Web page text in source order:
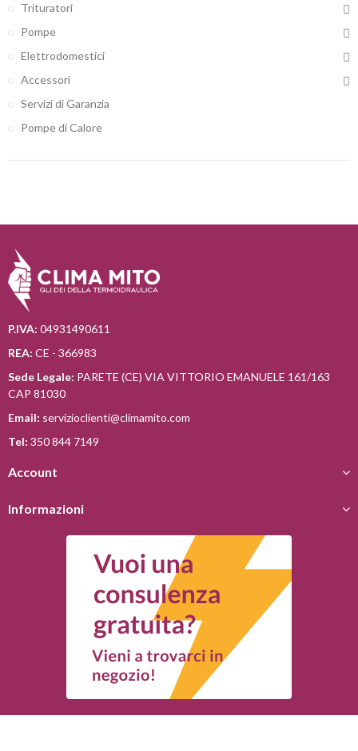
Trituratori
Pompe
Elettrodomestici
Accessori
Servizi di Garanzia
Pompe di Calore
P.IVA: 04931490611
REA: CE - 366983
Sede Legale: PARETE (CE) VIA VITTORIO EMANUELE 161/163
CAP 81030
Email: servizioclienti@climamito.com
Tel: 350 844 7149
Account
Informazioni